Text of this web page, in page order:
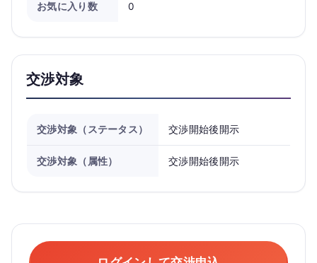
お気に入り数 0
交渉対象
交渉対象（ステータス） 交渉開始後開示
交渉対象（属性） 交渉開始後開示